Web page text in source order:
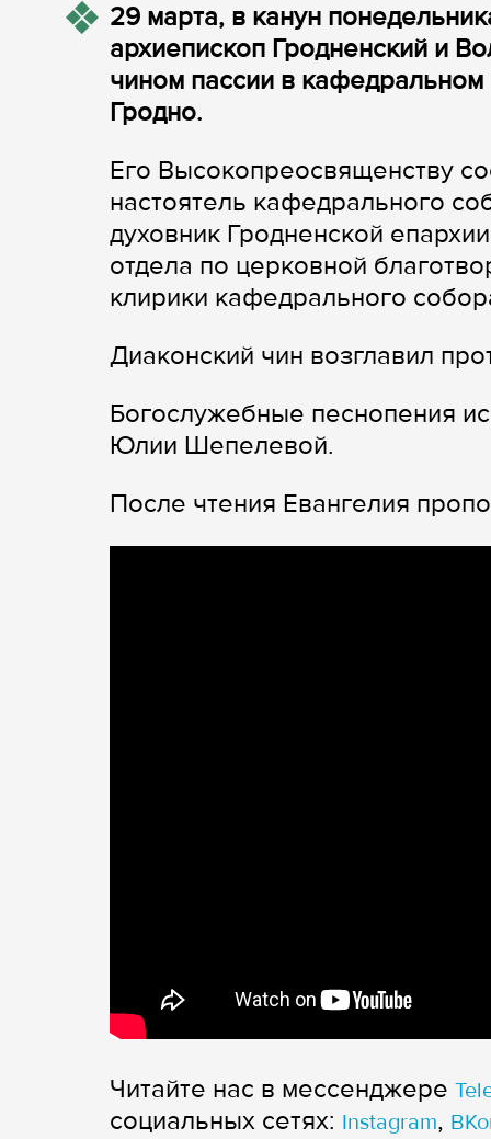
29 марта, в канун
архиепископ Гродненский и
чином пассии в
Гродно.
Его Высокопреосвященству
настоятель кафедрального
духовник Гродненской
отдела по церковной
клирики кафедрального
Диаконский чин возглавил
Богослужебные песнопения
Юлии Шепелевой.
После чтения Евангелия
Читайте нас в мессенджере
cоциальных сетях: Instagram,